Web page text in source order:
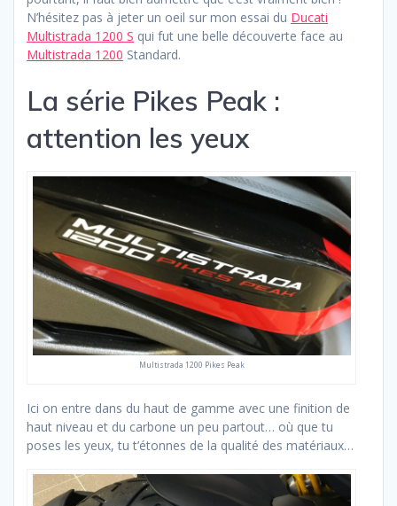
N’hésitez pas à jeter un oeil sur mon essai du Ducati
Multistrada 1200 S qui fut une belle découverte face au
Multistrada 1200 Standard.
La série Pikes Peak :
attention les yeux
Multistrada 1200 Pikes Peak
Ici on entre dans du haut de gamme avec une finition de
haut niveau et du carbone un peu partout… où que tu
poses les yeux, tu t’étonnes de la qualité des matériaux…